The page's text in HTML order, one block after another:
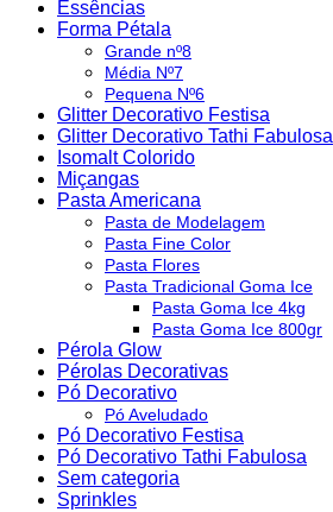
Essências
Forma Pétala
Grande nº8
Média Nº7
Pequena Nº6
Glitter Decorativo Festisa
Glitter Decorativo Tathi Fabulosa
Isomalt Colorido
Miçangas
Pasta Americana
Pasta de Modelagem
Pasta Fine Color
Pasta Flores
Pasta Tradicional Goma Ice
Pasta Goma Ice 4kg
Pasta Goma Ice 800gr
Pérola Glow
Pérolas Decorativas
Pó Decorativo
Pó Aveludado
Pó Decorativo Festisa
Pó Decorativo Tathi Fabulosa
Sem categoria
Sprinkles